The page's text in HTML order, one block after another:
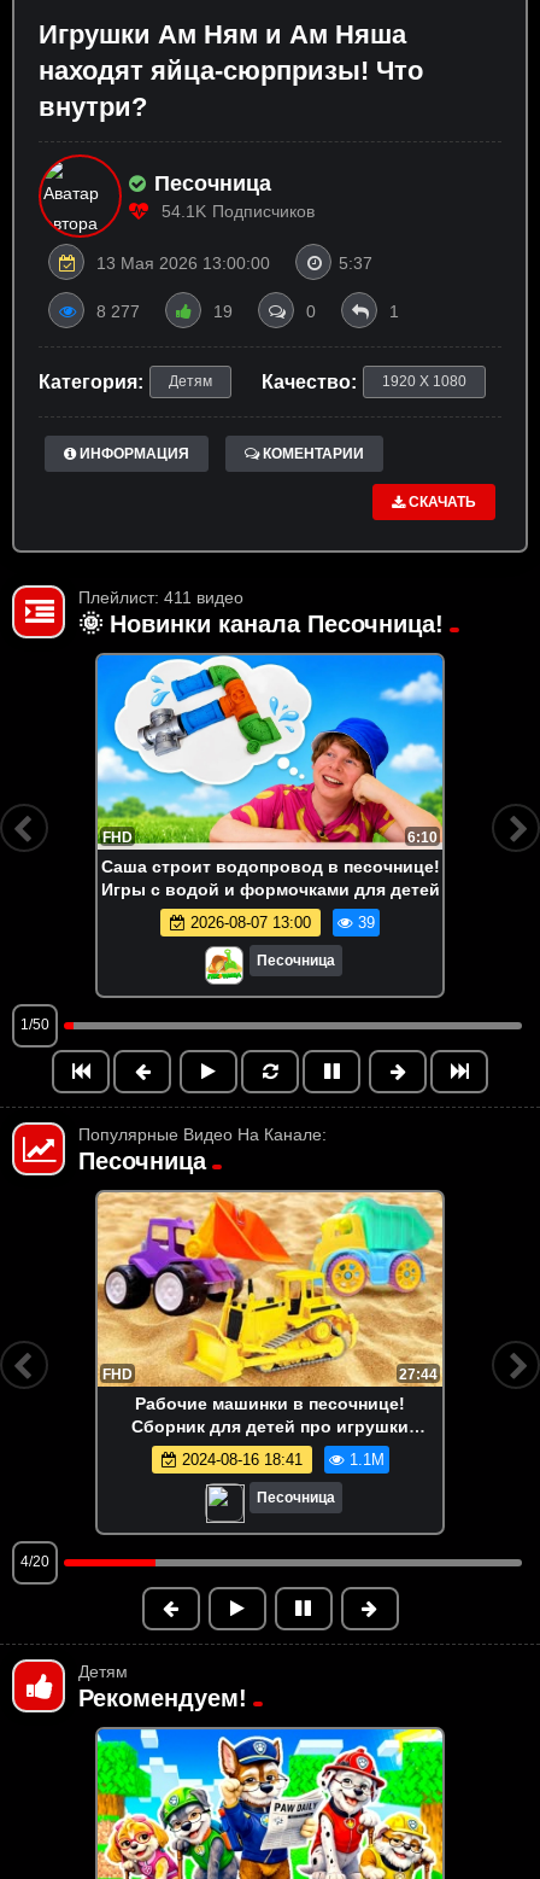
Игрушки Ам Ням и Ам Няша
находят яйца-сюрпризы! Что
внутри?
Песочница
54.1K Подписчиков
13 Мая 2026 13:00:00 5:37
8 277 19 0 1
Категория: Детям Качество: 1920 X 1080
ИНФОРМАЦИЯ КОМЕНТАРИИ
СКАЧАТЬ
Плейлист: 411 видео
🌞 Новинки канала Песочница!
FHD 6:10
Саша строит водопровод в песочнице!
Игры с водой и формочками для детей
2026-08-07 13:00 39
Песочница
1/50
Популярные Видео На Канале:
Песочница
FHD 13:58
Маша Капуки Кануки и игрушки в
песочнице — Развивающее видео для
самых маленьких
2024-08-16 18:41 1.1M
Песочница
5/20
Детям
Рекомендуем!